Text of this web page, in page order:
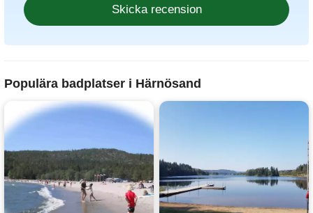
Populära badplatser i Härnösand